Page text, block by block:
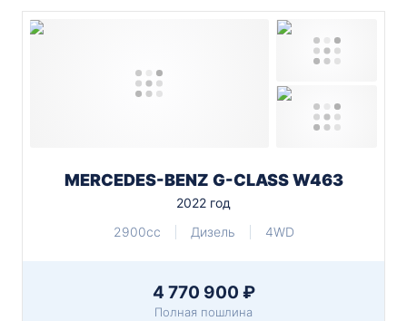
MERCEDES-BENZ G-CLASS W463
2022 год
2900cc
Дизель 4WD
4 770 900 ₽
Полная пошлина